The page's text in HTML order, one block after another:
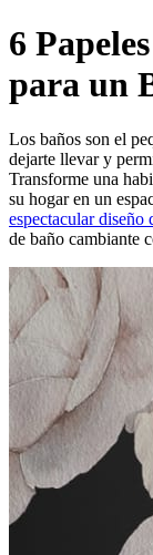
6
para un
Los baños son el
dejarte llevar y
Transforme una
su hogar en un
espectacular diseño
de baño cambiante